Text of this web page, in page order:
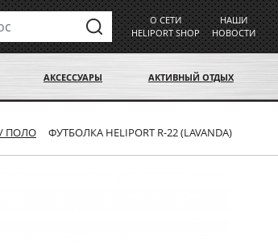
О СЕТИ
HELIPORT SHOP
НАШИ
НОВОСТИ
АКСЕССУАРЫ АКТИВНЫЙ ОТДЫХ
ПОЛО ФУТБОЛКА HELIPORT R-22 (LAVANDA)